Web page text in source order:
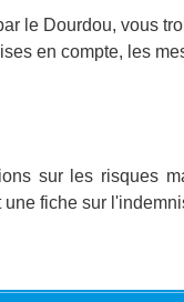
le Dourdou, vous
en compte, les
sur les risques
fiche sur